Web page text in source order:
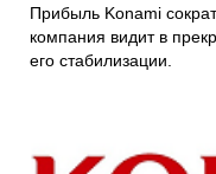
Прибыль Konami
компания видит в
его стабилизации.